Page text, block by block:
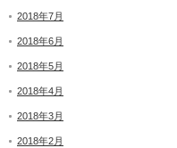
2018年7月
2018年6月
2018年5月
2018年4月
2018年3月
2018年2月